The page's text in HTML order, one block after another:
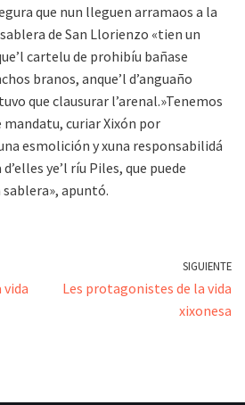
que nun lleguen arramaos a la
de San Llorienzo «tien un
cartelu de prohibíu bañase
branos, anque’l d’anguaño
que clausurar l’arenal.»Tenemos
curiar Xixón por
esmolición y xuna responsabilidá
ye’l ríu Piles, que puede
apuntó.
SIGUIENTE
Les protagonistes de la vida
xixonesa